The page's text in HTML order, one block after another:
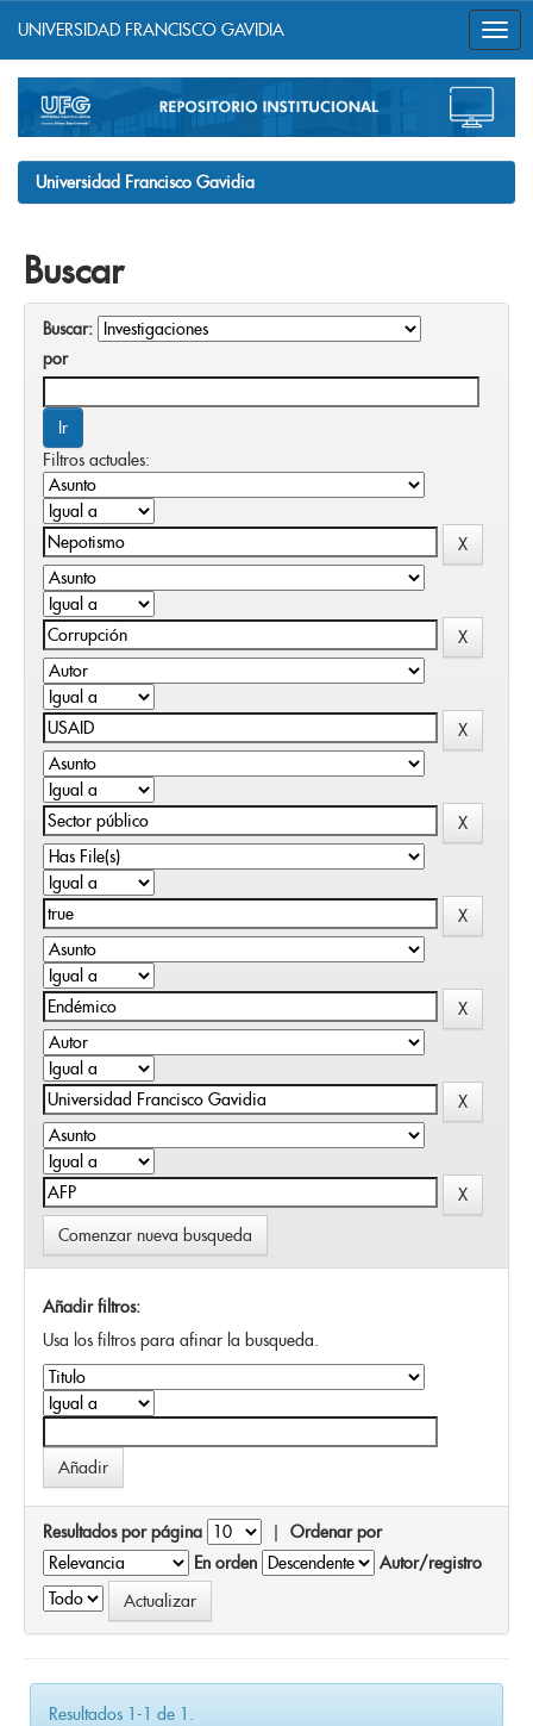
navigation
UNIVERSIDAD FRANCISCO GAVIDIA
Universidad Francisco Gavidia
Buscar
Buscar:
por
Filtros actuales:
Comenzar nueva busqueda
Añadir filtros:
Usa los filtros para afinar la busqueda.
Resultados por página | Ordenar por
En orden
Autor/registro
Resultados 1-1 de 1.